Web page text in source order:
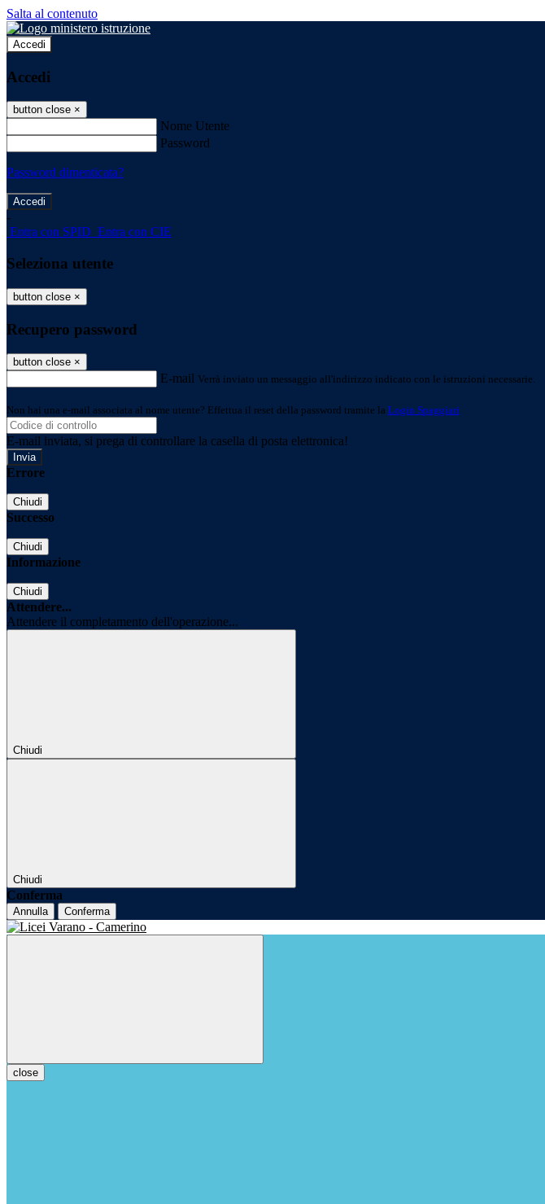
Salta al contenuto
Accedi
Accedi
button close ×
Nome Utente
Password
Password dimenticata?
-
Entra con SPID Entra con CIE
Seleziona utente
button close ×
Recupero password
button close ×
E-mail Verrà inviato un messaggio all'indirizzo indicato con le istruzioni necessarie.
Non hai una e-mail associata al nome utente? Effettua il reset della password tramite la Login Spaggiari
E-mail inviata, si prega di controllare la casella di posta elettronica!
Errore
Chiudi
Successo
Chiudi
Informazione
Chiudi
Attendere...
Attendere il completamento dell'operazione...
Chiudi
Chiudi
Conferma
Annulla Conferma
close